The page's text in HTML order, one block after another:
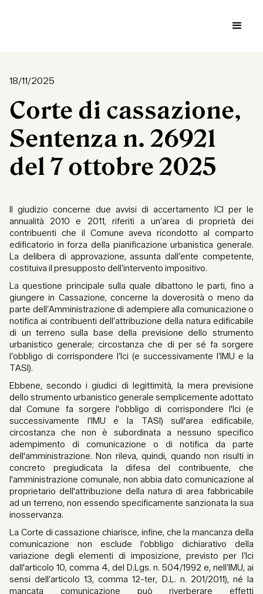
18/11/2025
Corte di cassazione,
Sentenza n. 26921
del 7 ottobre 2025
Il giudizio concerne due avvisi di accertamento ICI per le
annualità 2010 e 2011, riferiti a un’area di proprietà dei
contribuenti che il Comune aveva ricondotto al comparto
edificatorio in forza della pianificazione urbanistica generale.
La delibera di approvazione, assunta dall’ente competente,
costituiva il presupposto dell’intervento impositivo.
La questione principale sulla quale dibattono le parti, fino a
giungere in Cassazione, concerne la doverosità o meno da
parte dell’Amministrazione di adempiere alla comunicazione o
notifica ai contribuenti dell’attribuzione della natura edificabile
di un terreno sulla base della previsione dello strumento
urbanistico generale; circostanza che di per sé fa sorgere
l’obbligo di corrispondere l’Ici (e successivamente l’IMU e la
TASI).
Ebbene, secondo i giudici di legittimità, la mera previsione
dello strumento urbanistico generale semplicemente adottato
dal Comune fa sorgere l'obbligo di corrispondere l'Ici (e
successivamente l'IMU e la TASI) sull'area edificabile,
circostanza che non è subordinata a nessuno specifico
adempimento di comunicazione o di notifica da parte
dell'amministrazione. Non rileva, quindi, quando non risulti in
concreto pregiudicata la difesa del contribuente, che
l'amministrazione comunale, non abbia dato comunicazione al
proprietario dell'attribuzione della natura di area fabbricabile
ad un terreno, non essendo specificamente sanzionata la sua
inosservanza.
La Corte di cassazione chiarisce, infine, che la mancanza della
comunicazione non esclude l'obbligo dichiarativo della
variazione degli elementi di imposizione, previsto per l’Ici
dall'articolo 10, comma 4, del D.Lgs. n. 504/1992 e, nell’IMU, ai
sensi dell’articolo 13, comma 12-ter, D.L. n. 201/2011), né la
mancata comunicazione può riverberare effetti